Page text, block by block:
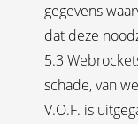
gegevens
dat deze
5.3
schade, van
V.O.F. is